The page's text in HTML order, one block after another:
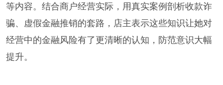
等内容。结合商户经营实际，用真实案例剖析收款诈
骗、虚假金融推销的套路，店主表示这些知识让她对
经营中的金融风险有了更清晰的认知，防范意识大幅
提升。